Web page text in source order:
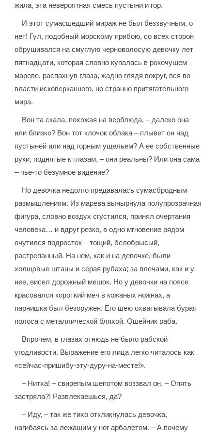
жила, эта невероятная смесь пустыни и гор.
И этот сумасшедший мираж не был беззвучным, о
нет! Гул, подобный морскому прибою, со всех сторон
обрушивался на смуглую черноволосую девочку лет
пятнадцати, которая словно купалась в рокочущем
мареве, распахнув глаза, жадно глядя вокруг, вся во
власти исковерканного, но странно притягательного
мира.
Вон та скала, похожая на верблюда, – далеко она
или близко? Вон тот клочок облака – плывет он над
пустыней или над горным ущельем? А ее собственные
руки, поднятые к глазам, – они реальны? Или она сама
– чье-то безумное видение?
Но девочка недолго предавалась сумасбродным
размышлениям. Из марева вынырнула полупрозрачная
фигура, словно воздух сгустился, принял очертания
человека… и вдруг резко, в одно мгновение рядом
очутился подросток – тощий, белобрысый,
растрепанный. На нем, как и на девочке, были
холщовые штаны и серая рубаха; за плечами, как и у
нее, висел дорожный мешок. Но у девочки на поясе
красовался короткий меч в кожаных ножнах, а
парнишка был безоружен. Его шею охватывала бурая
полоса с металлической бляхой. Ошейник раба.
Впрочем, в глазах отнюдь не было рабской
угодливости. Выражение его лица легко читалось как
«сейчас-пришибу-эту-дуру-на-месте!».
– Нитха! – свирепым шепотом воззвал он. – Опять
застряла?! Развлекаешься, да?
– Иду, – так же тихо откликнулась девочка,
нагибаясь за лежащим у ног арбалетом. – А почему